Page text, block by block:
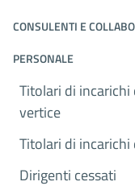
CONSULENTI E
PERSONALE
Titolari di
vertice
Titolari di
Dirigenti cessati